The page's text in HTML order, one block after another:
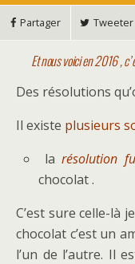
Partager Tweeter
Et nous voici en 2016 ,
Des résolutions
Il existe plusieurs
larésolution
chocolat .
C’est sure celle-là
chocolat c’est un
l’un de l’autre. Il